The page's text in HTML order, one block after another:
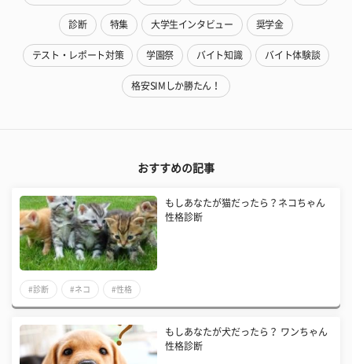
診断 特集 大学生インタビュー 奨学金
テスト・レポート対策 学園祭 バイト知識 バイト体験談
格安SIMしか勝たん！
おすすめの記事
もしあなたが猫だったら？ネコちゃん
性格診断
#診断 #ネコ #性格
もしあなたが犬だったら？ ワンちゃん
性格診断